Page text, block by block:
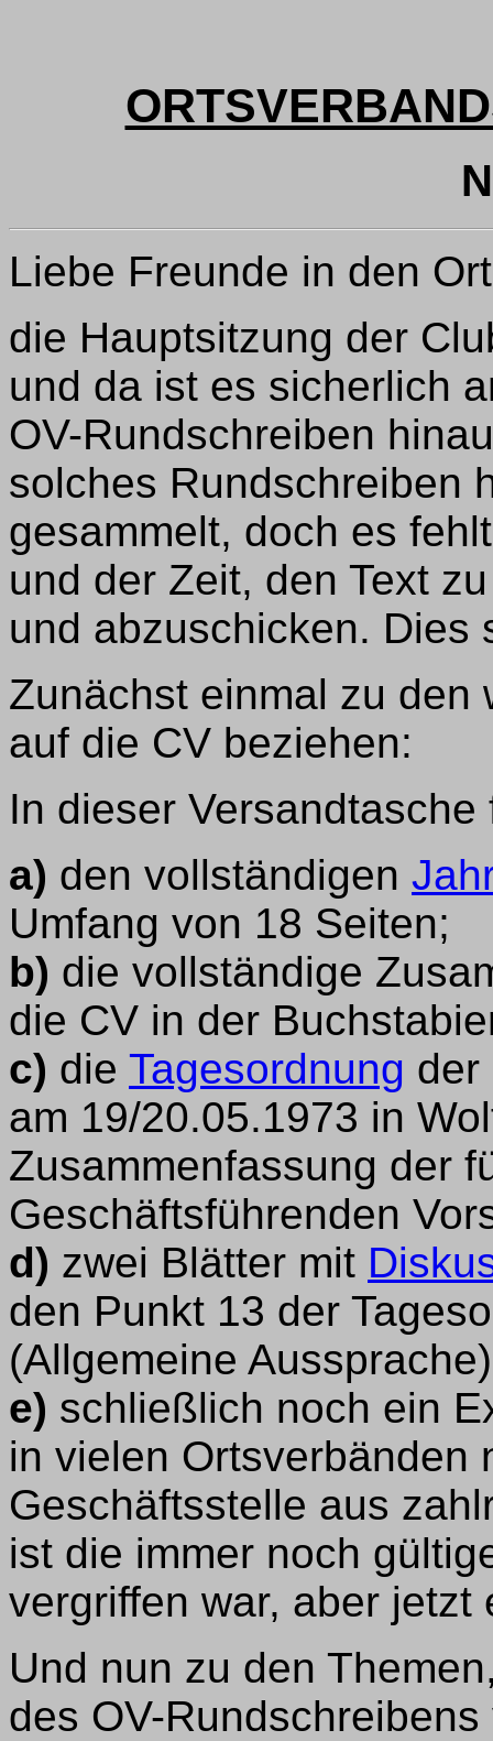
Liebe Freunde in den
die Hauptsitzung der
und da ist es sicherlich
OV-Rundschreiben
solches Rundschreiben
gesammelt, doch es
und der Zeit, den Text
und abzuschicken. Dies
Zunächst einmal zu den
auf die CV beziehen:
In dieser Versandtasche
a) den vollständigen
Umfang von 18 Seiten;
b) die vollständige
die CV in der
c) die Tagesordnung der
am 19/20.05.1973 in
Zusammenfassung der
Geschäftsführenden
d) zwei Blätter mit
den Punkt 13 der
(Allgemeine
e) schließlich noch ein
in vielen Ortsverbänden
Geschäftsstelle aus
ist die immer noch
vergriffen war, aber
Und nun zu den
des OV-